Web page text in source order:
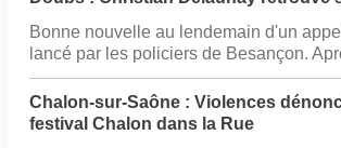
Bonne nouvelle au lendemain d'un
lancé par les policiers de Besançon.
Chalon-sur-Saône : Violences
festival Chalon dans la Rue